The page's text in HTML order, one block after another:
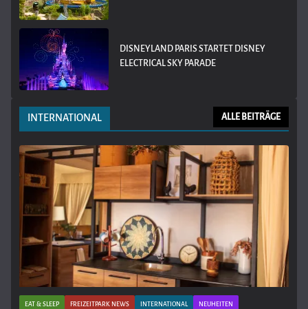
DISNEYLAND PARIS STARTET DISNEY
ELECTRICAL SKY PARADE
INTERNATIONAL ALLE BEITRÄGE
EAT & SLEEP FREIZEITPARK NEWS INTERNATIONAL NEUHEITEN